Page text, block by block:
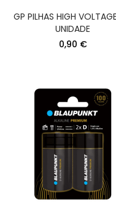
GP PILHAS HIGH
UNIDADE
0,90 €